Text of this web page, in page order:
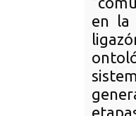
en la